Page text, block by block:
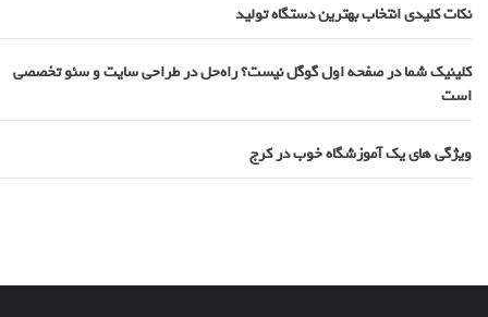
نکات کلیدی انتخاب بهترین دستگاه تولید
کلینیک شما در صفحه اول گوگل نیست؟ راه‌حل در طراحی سایت و سئو تخصصی
است
ویژگی های یک آموزشگاه خوب در کرج